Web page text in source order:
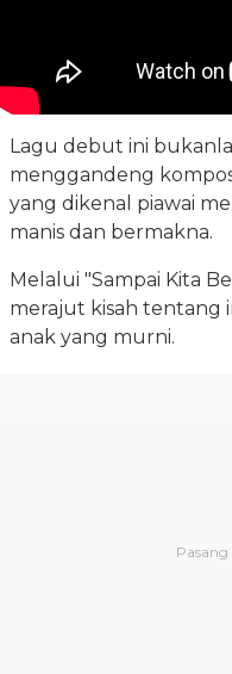
Lagu debut ini
menggandeng
yang dikenal piawai
manis dan bermakna.
Melalui "Sampai Kita
merajut kisah tentang
anak yang murni.